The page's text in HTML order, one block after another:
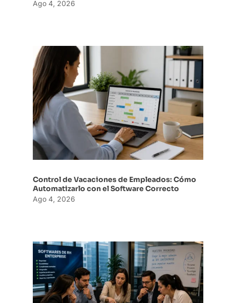
Ago 4, 2026
Control de Vacaciones de Empleados: Cómo
Automatizarlo con el Software Correcto
Ago 4, 2026